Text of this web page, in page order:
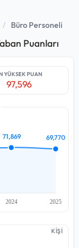
/ Büro Personeli
Puanları
YÜKSEK PUAN
97,596
KİŞİ